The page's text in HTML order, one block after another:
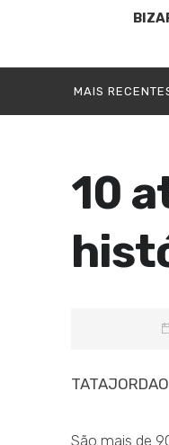
MAIS
10
TATAJORDAO
São mais de